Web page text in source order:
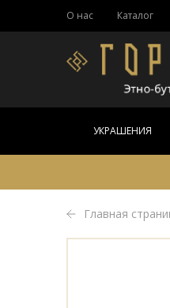
О нас Каталог
УКРАШЕНИЯ
Главная